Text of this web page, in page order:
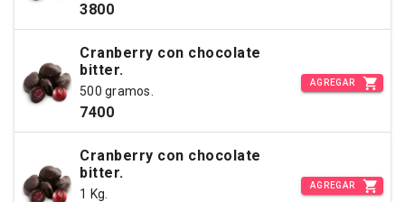
3800
Cranberry con chocolate
bitter.
500 gramos.
7400
AGREGAR
Cranberry con chocolate
bitter.
1 Kg.
AGREGAR